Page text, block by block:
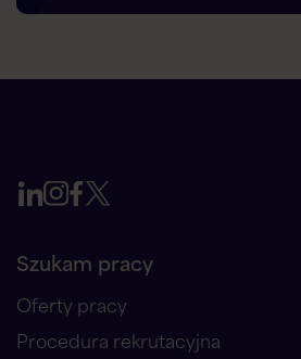
Szukam pracy
Oferty pracy
Procedura rekrutacyjna